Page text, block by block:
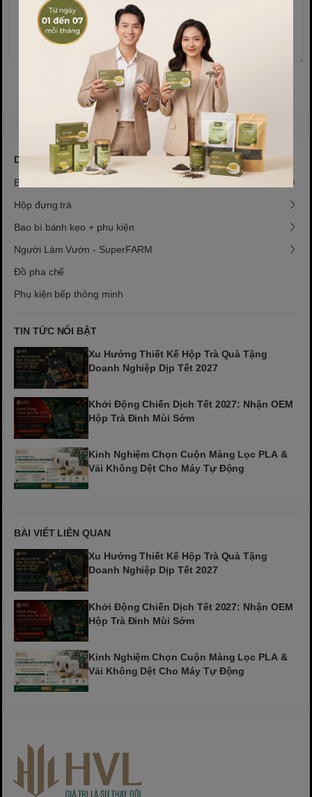
Gửi bình luận
DANH MỤC
Bao bì lọc trà
Hộp đựng trà
Bao bì bánh kẹo + phụ kiện
Người Làm Vườn - SuperFARM
Đồ pha chế
Phụ kiện bếp thông minh
TIN TỨC NỔI BẬT
Xu Hướng Thiết Kế Hộp Trà Quà Tặng
Doanh Nghiệp Dịp Tết 2027
Khởi Động Chiến Dịch Tết 2027: Nhận OEM
Hộp Trà Đinh Mùi Sớm
Kinh Nghiệm Chọn Cuộn Màng Lọc PLA &
Vải Không Dệt Cho Máy Tự Động
BÀI VIẾT LIÊN QUAN
Xu Hướng Thiết Kế Hộp Trà Quà Tặng
Doanh Nghiệp Dịp Tết 2027
Khởi Động Chiến Dịch Tết 2027: Nhận OEM
Hộp Trà Đinh Mùi Sớm
Kinh Nghiệm Chọn Cuộn Màng Lọc PLA &
Vải Không Dệt Cho Máy Tự Động